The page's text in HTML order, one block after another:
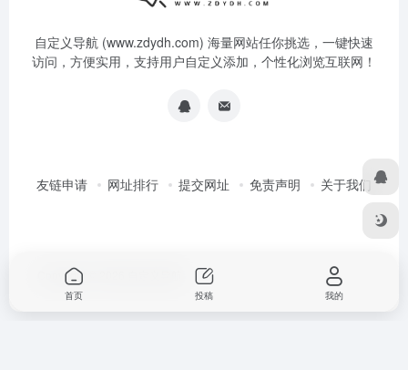
自定义导航 (www.zdydh.com) 海量网站任你挑选，一键快速
访问，方便实用，支持用户自定义添加，个性化浏览互联网！
友链申请 网址排行 提交网址 免责声明 关于我们
Copyright © 2026
首页 投稿 我的